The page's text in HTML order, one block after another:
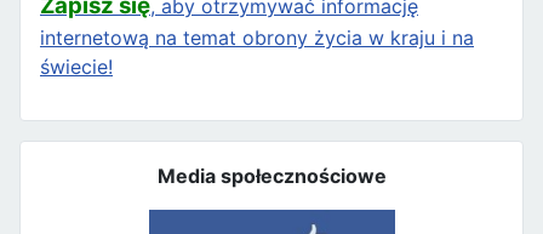
, aby otrzymywać informację
internetową na temat obrony życia w kraju i na
świecie!
Media społecznościowe